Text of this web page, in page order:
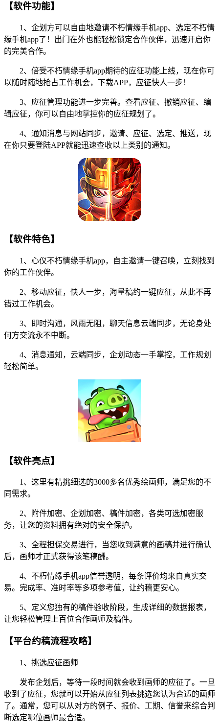
【软件功能】
1、企划方可以自由地邀请不朽情缘手机app、选定不朽情
缘手机app了！出门在外也能轻松锁定合作伙伴，迅速开启你
的完美合作。
2、倍受不朽情缘手机app期待的应征功能上线，现在你可
以随时随地抢占工作机会，下载APP，应征快人一步！
3、应征管理功能进一步完善。查看应征、撤销应征、编
辑应征，你可以自由地掌控你的应征规划了。
4、通知消息与网站同步，邀请、应征、选定、推送，现
在你只要登陆APP就能迅速查收以上类别的通知。
【软件特色】
1、心仪不朽情缘手机app，自主邀请一键召唤，立刻找到
你的工作伙伴。
2、移动应征，快人一步，海量稿约一键应征，从此不再
错过工作机会。
3、即时沟通，风雨无阻，聊天信息云端同步，无论身处
何方交流永不中断。
4、消息通知，云端同步，企划动态一手掌控，工作规划
轻松简单。
【软件亮点】
1、这里有精挑细选的3000多名优秀绘画师，满足您的不
同需求。
2、附件加密、企划加密、稿件加密，各类可选加密服
务，让您的资料拥有绝对的安全保护。
3、全程担保交易进行，当您收到满意的画稿并进行确认
后，画师才正式获得该笔稿酬。
4、不朽情缘手机app信誉透明，每条评价均来自真实交
易。完成率、准时率等多项参考值，让约稿更安心。
5、定义您独有的稿件验收阶段，生成详细的数据报表，
让您轻松管理上百位合作画师及稿件。
【平台约稿流程攻略】
1、挑选应征画师
发布企划后，等待一段时间就会收到画师的应征了。一旦
收到了应征，您就可以开始从应征列表挑选您认为合适的画师
了。通常，您可以从对方的例子、报价、工期、信誉来综合判
断选定哪位画师最合适。